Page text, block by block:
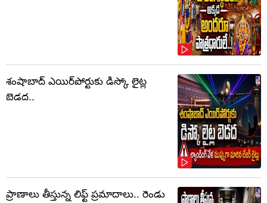
శంషాబాద్ ఎయిర్‌పోర్టుకు డిస్కో లైట్ల
బెడద..
ప్రాణాలు తీస్తున్న లిఫ్ట్‌ ప్రమాదాలు.. రెండు